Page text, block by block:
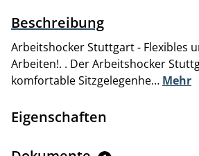
Beschreibung
Arbeitshocker Stuttgart - Flexibles
Arbeiten!. . Der Arbeitshocker
komfortable Sitzgelegenhe… Mehr
Eigenschaften